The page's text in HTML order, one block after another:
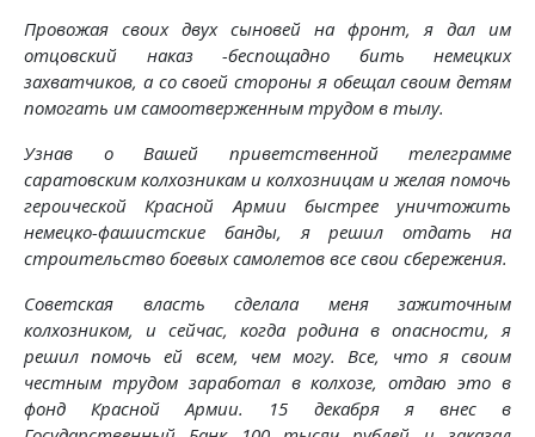
Провожая своих двух сыновей на фронт, я дал им
отцовский наказ -беспощадно бить немецких
захватчиков, а со своей стороны я обещал своим детям
помогать им самоотверженным трудом в тылу.
Узнав о Вашей приветственной телеграмме
саратовским колхозникам и колхозницам и желая помочь
героической Красной Армии быстрее уничтожить
немецко-фашистские банды, я решил отдать на
строительство боевых самолетов все свои сбережения.
Советская власть сделала меня зажиточным
колхозником, и сейчас, когда родина в опасности, я
решил помочь ей всем, чем могу. Все, что я своим
честным трудом заработал в колхозе, отдаю это в
фонд Красной Армии. 15 декабря я внес в